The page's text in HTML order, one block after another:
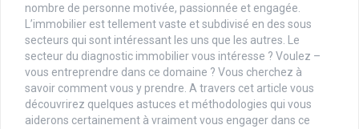
nombre de personne motivée, passionnée et engagée.
L’immobilier est tellement vaste et subdivisé en des sous
secteurs qui sont intéressant les uns que les autres. Le
secteur du diagnostic immobilier vous intéresse ? Voulez –
vous entreprendre dans ce domaine ? Vous cherchez à
savoir comment vous y prendre. A travers cet article vous
découvrirez quelques astuces et méthodologies qui vous
aiderons certainement à vraiment vous engager dans ce